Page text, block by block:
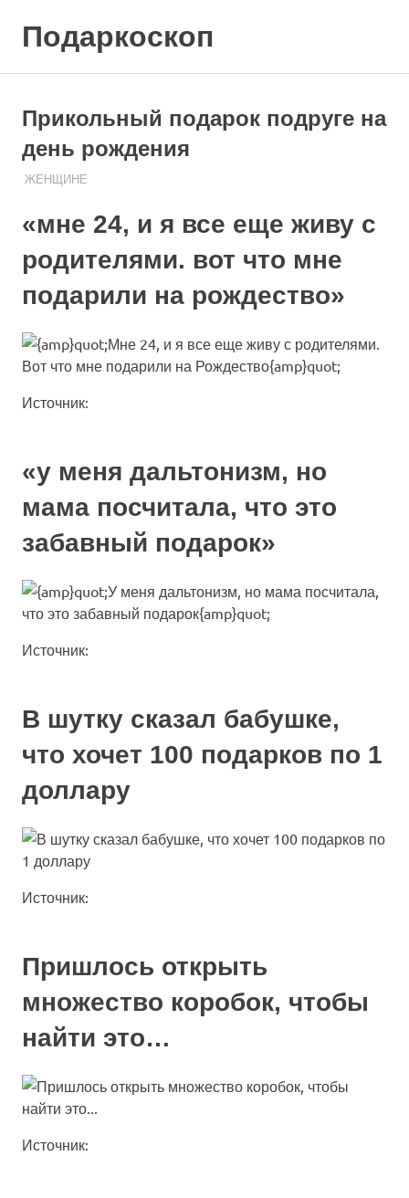
Подаркоскоп
подарить
Прикольный подарок подруге на
день рождения
06.08.2020
ПОДАРЧЕК
ЖЕНЩИНЕ
«мне 24, и я все еще живу с
родителями. вот что мне
подарили на рождество»
Источник:
«у меня дальтонизм, но
мама посчитала, что это
забавный подарок»
Источник:
В шутку сказал бабушке,
что хочет 100 подарков по 1
доллару
Источник:
Пришлось открыть
множество коробок, чтобы
найти это…
Источник: